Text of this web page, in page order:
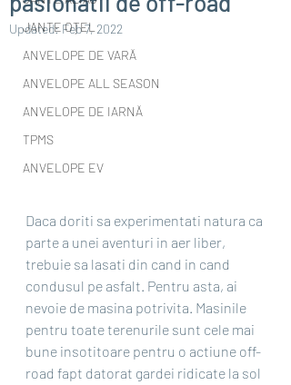
JANTE OȚEL
ANVELOPE DE VARĂ
ANVELOPE ALL SEASON
ANVELOPE DE IARNĂ
TPMS
ANVELOPE EV
Updated:Feb 7, 2022
Daca doriti sa experimentati natura ca
parte a unei aventuri in aer liber,
trebuie sa lasati din cand in cand
condusul pe asfalt. Pentru asta, ai
nevoie de masina potrivita. Masinile
pentru toate terenurile sunt cele mai
bune insotitoare pentru o actiune off-
road fapt datorat gardei ridicate la sol